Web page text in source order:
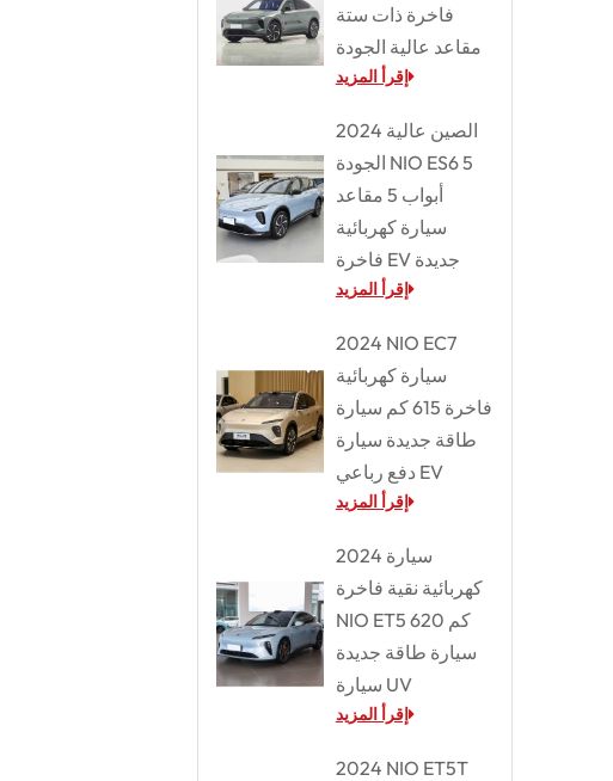
فاخرة ذات ستة
مقاعد عالية الجودة
إقرأ المزيد
2024 الصين عالية
الجودة NIO ES6 5
أبواب 5 مقاعد
سيارة كهربائية
فاخرة EV جديدة
إقرأ المزيد
2024 NIO EC7
سيارة كهربائية
فاخرة 615 كم سيارة
طاقة جديدة سيارة
دفع رباعي EV
إقرأ المزيد
2024 سيارة
كهربائية نقية فاخرة
NIO ET5 620 كم
سيارة طاقة جديدة
سيارة UV
إقرأ المزيد
2024 NIO ET5T